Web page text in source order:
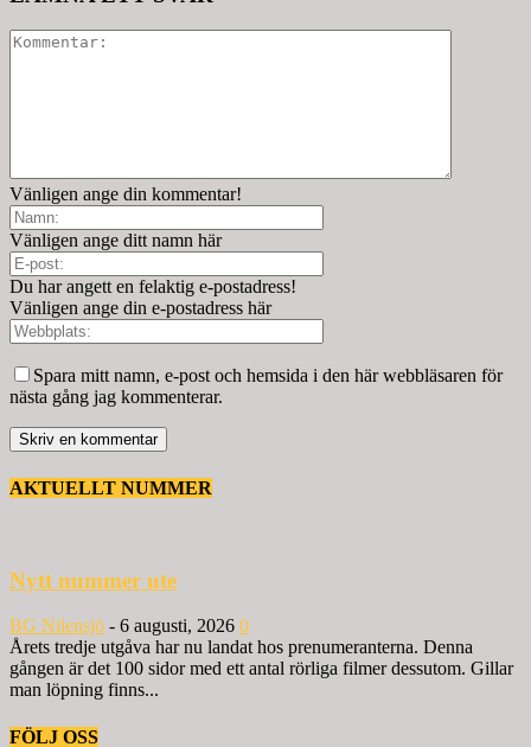
Vänligen ange din kommentar!
Vänligen ange ditt namn här
Du har angett en felaktig e-postadress!
Vänligen ange din e-postadress här
Spara mitt namn, e-post och hemsida i den här webbläsaren för
nästa gång jag kommenterar.
AKTUELLT NUMMER
Nytt nummer ute
BG Nilensjö - 6 augusti, 2026 0
Årets tredje utgåva har nu landat hos prenumeranterna. Denna
gången är det 100 sidor med ett antal rörliga filmer dessutom. Gillar
man löpning finns...
FÖLJ OSS